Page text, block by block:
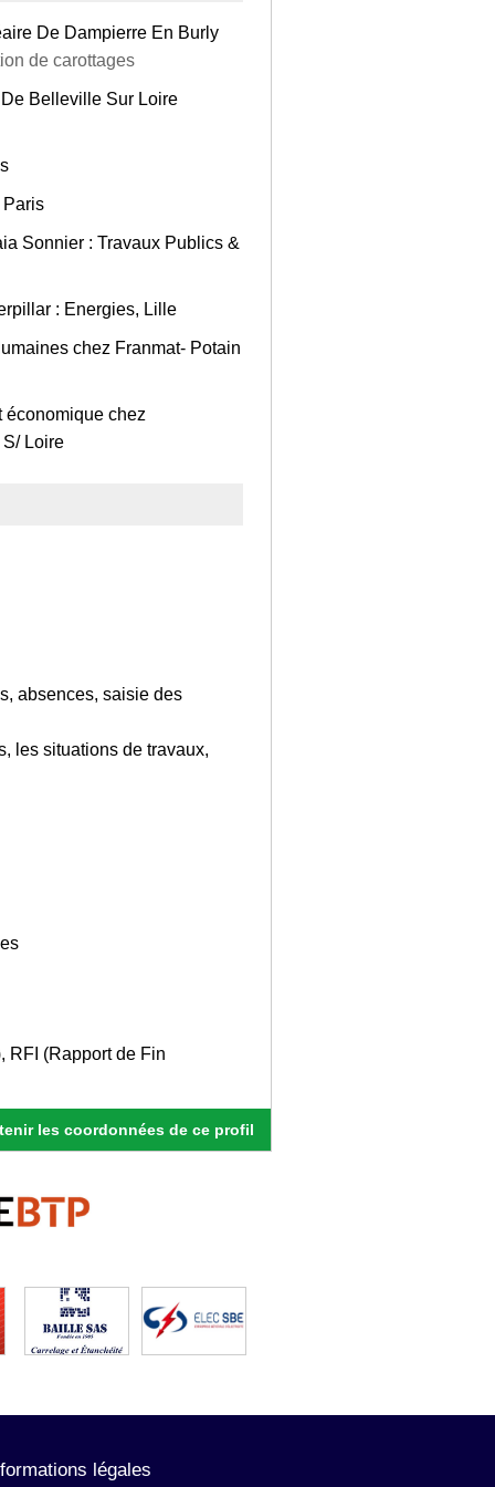
De Dampierre En Burly
de carottages
Belleville Sur Loire
Paris
Sonnier : Travaux Publics &
: Energies, Lille
chez Franmat- Potain
économique chez
Loire
absences, saisie des
les situations de travaux,
RFI (Rapport de Fin
les coordonnées de ce profil
légales